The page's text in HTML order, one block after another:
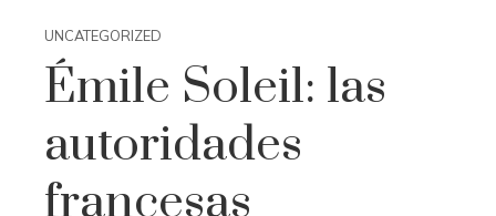
UNCATEGORIZED
Émile Soleil: las
autoridades
francesas